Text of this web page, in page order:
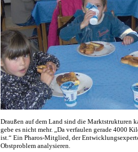
Draußen auf dem Land sind die Marktstrukturen
gebe es nicht mehr. „Da verfaulen gerade 4000
ist.“ Ein Pharos-Mitglied, der
Obstproblem analysieren.